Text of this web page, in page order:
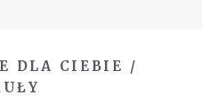
DLA CIEBIE /